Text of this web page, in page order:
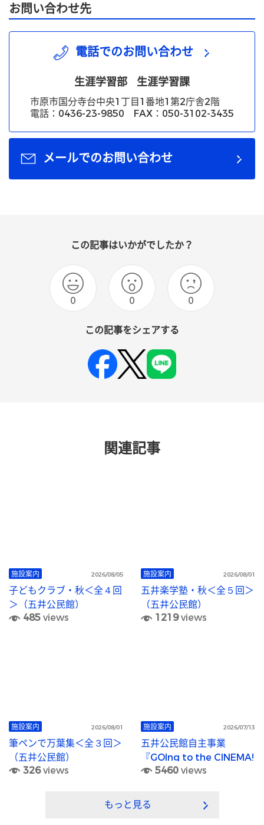
お問い合わせ先
電話でのお問い合わせ
生涯学習部 生涯学習課
市原市国分寺台中央1丁目1番地1第2庁舎2階
電話：0436-23-9850 FAX：050-3102-3435
メールでのお問い合わせ
この記事はいかがでしたか？
0 0 0
この記事をシェアする
関連記事
施設案内 2026/08/05
子どもクラブ・秋＜全４回
＞（五井公民館）
485views
施設案内 2026/08/01
五井楽学塾・秋＜全５回＞
（五井公民館）
1219views
施設案内 2026/08/01
筆ペンで万葉集＜全３回＞
（五井公民館）
326views
施設案内 2026/07/13
五井公民館自主事業
『GOIng to the CINEMA!
（五井シネマ）』
5460views
もっと見る